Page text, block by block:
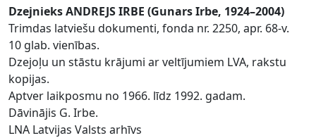
Dzejnieks ANDREJS IRBE (Gunars Irbe, 1924–2004)
Trimdas latviešu dokumenti, fonda nr. 2250, apr. 68-v.
10 glab. vienības.
Dzejoļu un stāstu krājumi ar veltījumiem LVA, rakstu
kopijas.
Aptver laikposmu no 1966. līdz 1992. gadam.
Dāvinājis G. Irbe.
LNA Latvijas Valsts arhīvs